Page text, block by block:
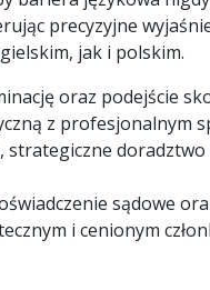
precyzyjne
jak i polskim.
oraz podejście
z profesjonalnym
doradztwo
sądowe
i cenionym